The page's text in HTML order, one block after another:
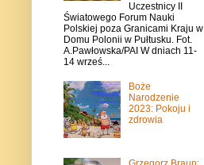
Uczestnicy II
Światowego Forum Nauki
Polskiej poza Granicami Kraju w
Domu Polonii w Pułtusku. Fot.
A.Pawłowska/PAI W dniach 11-
14 wrześ...
Boże
Narodzenie
2023: Pokoju i
zdrowia